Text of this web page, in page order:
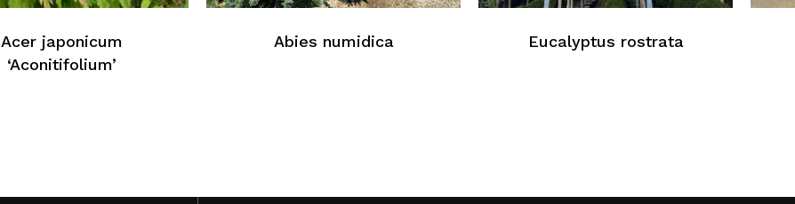
Acer japonicum
‘Aconitifolium’
Abies numidica Eucalyptus rostrata